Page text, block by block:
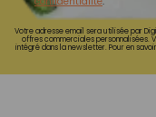
Votre adresse email sera utilisée par
offres commerciales personnalisées.
intégré dans la newsletter. Pour en